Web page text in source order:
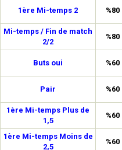
1ère Mi-temps 2 %80
Mi-temps / Fin de match
2/2
%80
Buts oui %60
Pair %60
1ère Mi-temps Plus de
1,5
%60
1ère Mi-temps Moins de
2,5
%60